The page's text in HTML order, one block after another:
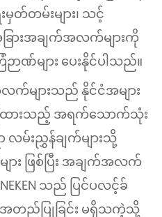
မှတ်တမ်းများ၊ သင့်
ြားအချက်အလက်များကို
ာဏ်များ ပေးနိုင်ပါသည်။
က်များသည် နိုင်ငံအများ
န်ထားသည့် အရက်သောက်သုံး
ာ လမ်းညွှန်ချက်များသို့
း ဖြစ်ပြီး အချက်အလက်
သည် ပြင်ပလင့်ခ်
အတည်ပြုခြင်း မရှိသကဲ့သို့